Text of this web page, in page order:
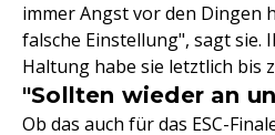
immer Angst vor den Dingen
falsche Einstellung", sagt sie.
Haltung habe sie letztlich bis
"Sollten wieder an
Ob das auch für das ESC-